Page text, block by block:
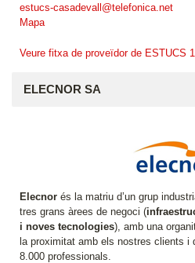
estucs-casadevall@telefonica.net
Mapa
Veure fitxa de proveïdor de ESTUCS
ELECNOR SA
Elecnor és la matriu d’un grup
tres grans àrees de negoci (
i noves tecnologies), amb una
la proximitat amb els nostres clients i
8.000 professionals.